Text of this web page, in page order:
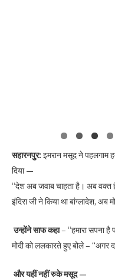
सहारनपुर: इमरान मसूद ने पहलगाम
दिया —
“देश अब जवाब चाहता है। अब वक्त
इंदिरा जी ने किया था बांग्लादेश, अब
उन्होंने साफ कहा– “हमारा सपना है
मोदी को ललकारते हुए बोले – “अगर
और यहीं नहीं रुके मसूद —